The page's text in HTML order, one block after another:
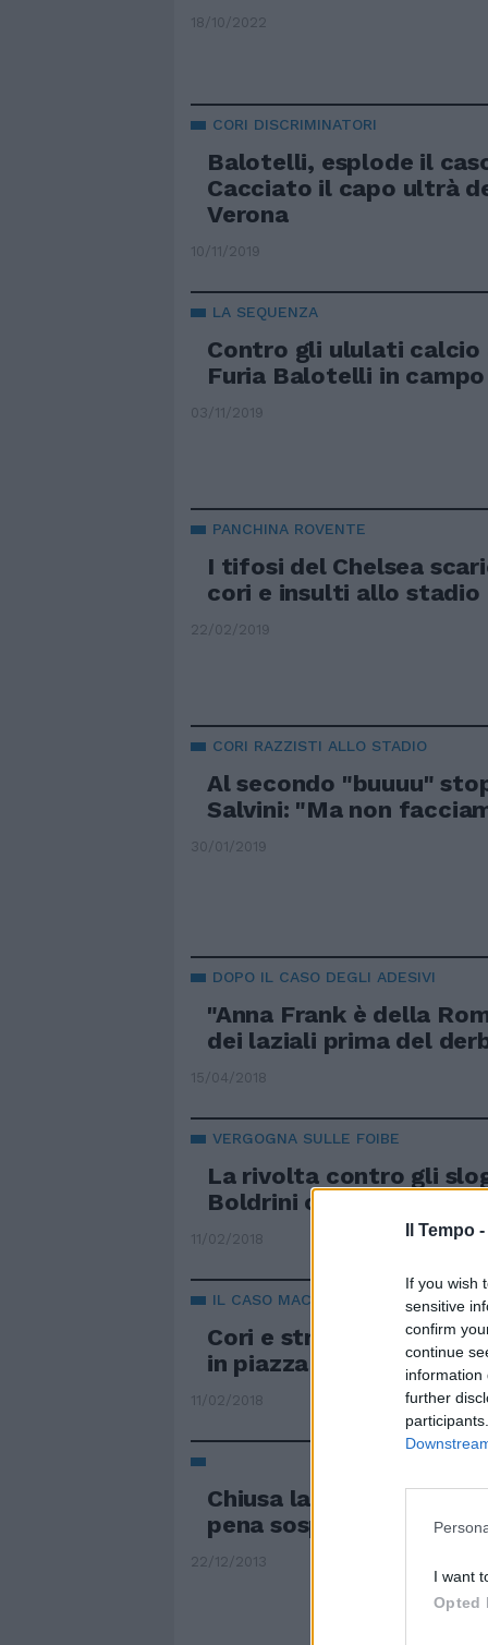
Il Tempo -
If you wish
sensitive
confirm
continue
information
further
I want
Opted
18/10/2022
CORI DISCRIMINATORI
Balotelli, esplode il
Cacciato il capo ultrà
Verona
10/11/2019
LA SEQUENZA
Contro gli ululati
Furia Balotelli in campo
03/11/2019
PANCHINA ROVENTE
I tifosi del Chelsea
cori e insulti allo stadio
22/02/2019
CORI RAZZISTI ALLO STADIO
Al secondo "buuuu"
Salvini: "Ma non
30/01/2019
DOPO IL CASO DEGLI ADESIVI
"Anna Frank è della
dei laziali prima del
15/04/2018
VERGOGNA SULLE FOIBE
La rivolta contro gli
Boldrini condanni i cori
11/02/2018
IL CASO MACERATA
Cori e striscioni sulle
in piazza fanno i vaghi:
11/02/2018
Chiusa la curva Sud
pena sospesa per la
22/12/2013